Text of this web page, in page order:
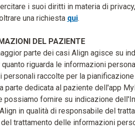
i suoi diritti in materia di
una richiesta qui.
DEL PAZIENTE
parte dei casi Align agisce su
riguarda le informazioni
raccolte per la
parte dedicata al paziente dell'app
possiamo fornire su indicazione
in qualità di responsabile del
trattamento delle informazioni